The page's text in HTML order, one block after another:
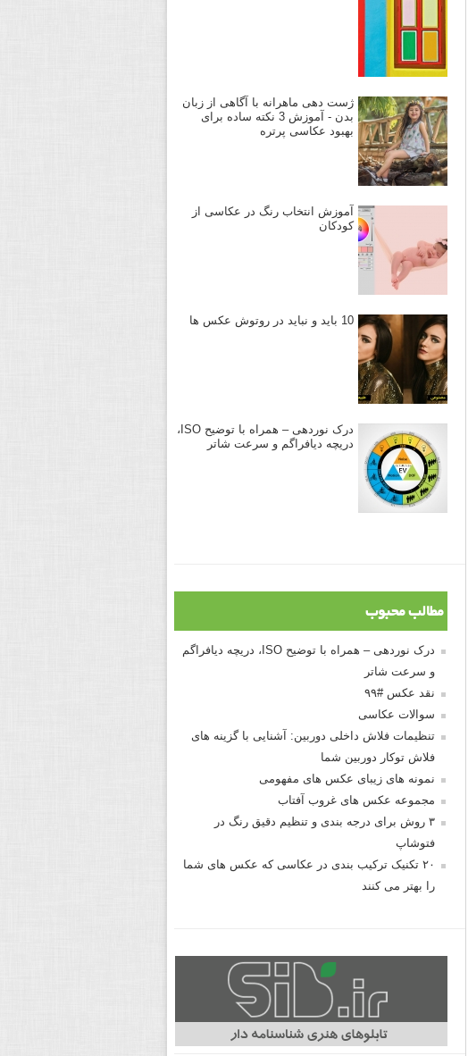
ژست دهی ماهرانه با آگاهی از زبان
بدن - آموزش 3 نکته ساده برای
بهبود عکاسی پرتره
آموزش انتخاب رنگ در عکاسی از
کودکان
10 باید و نباید در روتوش عکس ها
درک نوردهی – همراه با توضیح ISO،
دریچه دیافراگم و سرعت شاتر
مطالب محبوب
درک نوردهی – همراه با توضیح ISO، دریچه دیافراگم
و سرعت شاتر
نقد عکس #۹۹
سوالات عکاسی
تنظیمات فلاش داخلی دوربین: آشنایی با گزینه های
فلاش توکار دوربین شما
نمونه های زیبای عکس های مفهومی
مجموعه عکس های غروب آفتاب
۳ روش برای درجه بندی و تنظیم دقیق رنگ در
فتوشاپ
۲۰ تکنیک ترکیب بندی در عکاسی که عکس های شما
را بهتر می کنند